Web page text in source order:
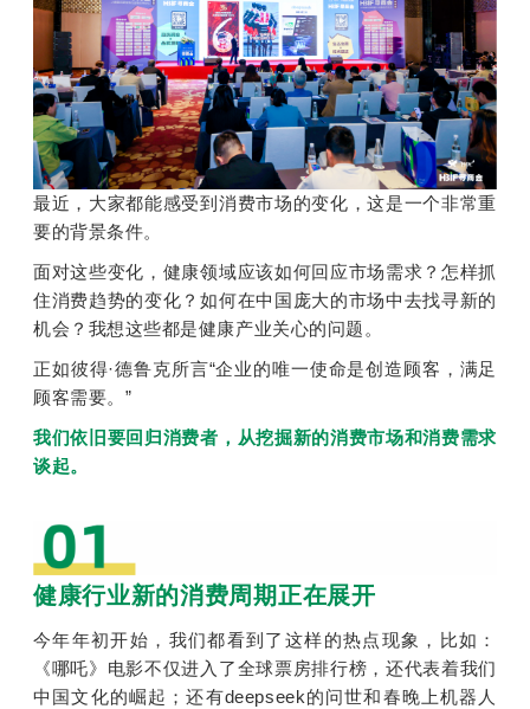
最近，大家都能感受到消费市场的变化，这是一个非常重
要的背景条件。
面对这些变化，健康领域应该如何回应市场需求？怎样抓
住消费趋势的变化？如何在中国庞大的市场中去找寻新的
机会？我想这些都是健康产业关心的问题。
正如彼得·德鲁克所言“企业的唯一使命是创造顾客，满足
顾客需要。”
我们依旧要回归消费者，从挖掘新的消费市场和消费需求
谈起。
健康行业新的消费周期正在展开
今年年初开始，我们都看到了这样的热点现象，比如：
《哪吒》电影不仅进入了全球票房排行榜，还代表着我们
中国文化的崛起；还有deepseek的问世和春晚上机器人